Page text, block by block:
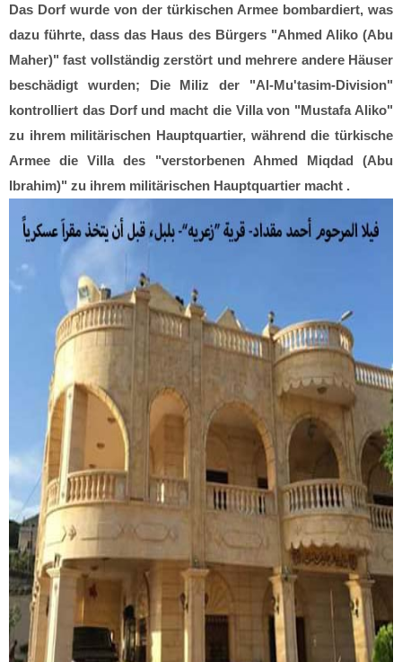
Das Dorf wurde von der türkischen Armee bombardiert, was
dazu führte, dass das Haus des Bürgers "Ahmed Aliko (Abu
Maher)" fast vollständig zerstört und mehrere andere Häuser
beschädigt wurden; Die Miliz der "Al-Mu'tasim-Division"
kontrolliert das Dorf und macht die Villa von "Mustafa Aliko"
zu ihrem militärischen Hauptquartier, während die türkische
Armee die Villa des "verstorbenen Ahmed Miqdad (Abu
Ibrahim)" zu ihrem militärischen Hauptquartier macht .